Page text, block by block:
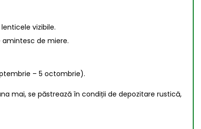
vizibile.
de miere.
– 5 octombrie).
mai, se păstrează în condiții de depozitare rustică,